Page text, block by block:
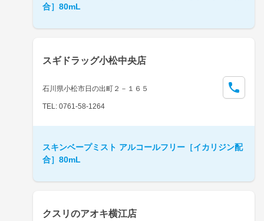
合］80mL
スギドラッグ小松中央店
石川県小松市日の出町２－１６５
TEL: 0761-58-1264
スキンベープミスト アルコールフリー［イカリジン配
合］80mL
クスリのアオキ横江店